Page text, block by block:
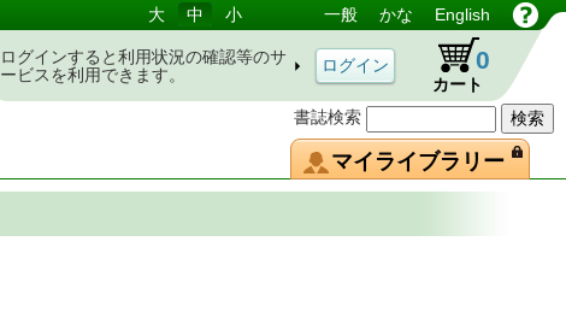
書誌検索
大 中 小 一般 かな English
ログインすると利用状況の確認等のサ
ービスを利用できます。
カート
0
マイライブラリー